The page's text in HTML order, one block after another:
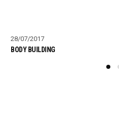
28/07/2017
BODY BUILDING